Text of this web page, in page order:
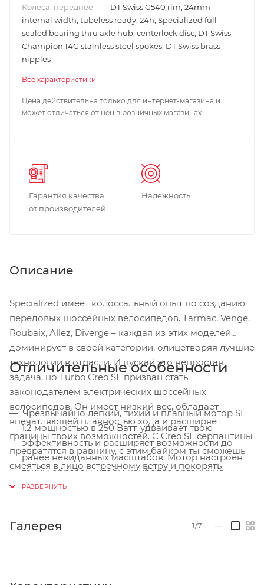
Колеса: переднее — DT Swiss G540 rim, 24mm
internal width, tubeless ready, 24h, Specialized full
sealed bearing thru axle hub, centerlock disc, DT Swiss
Champion 14G stainless steel spokes, DT Swiss brass
nipples
Все характеристики
Цена действительна только для интернет-магазина и
может отличаться от цен в розничных магазинах
Гарантия качества
от производителей
Надежность
Описание
Specialized имеет колоссальный опыт по созданию
передовых шоссейных велосипедов. Tarmac, Venge,
Roubaix, Allez, Diverge – каждая из этих моделей
доминирует в своей категории, олицетворяя лучшие
технологии в отрасли. И пускай это непростая
задача, но Turbo Creo SL призван стать
законодателем электрических шоссейных
велосипедов. Он имеет низкий вес, обладает
впечатляющей плавностью хода и расширяет
границы твоих возможностей. С Creo SL серпантины
превратятся в равнину, с этим байком ты сможешь
смеяться в лицо встречному ветру и покорять
Отличительные особенности
Чрезвычайно лёгкий, тихий и плавный мотор SL
1.2 мощностью в 250 Ватт, удваивает твою
эффективность и расширяет возможности до
ранее невиданных масштабов. Мотор настроен
таким образом, чтобы наиболее органично
подстраиваться под твой ритм и не создавать
Беспокоишься о батарее? Не стоит! Внутренняя
батарея имеет запас хода 128 км. С Creo SL
Галерея 1/7